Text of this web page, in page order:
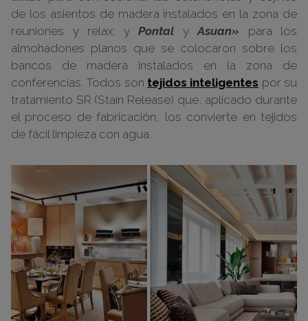
de los asientos de madera instalados en la zona de
reuniones y relax; y Pontal y Asuan» para los
almohadones planos que se colocaron sobre los
bancos de madera instalados en la zona de
conferencias. Todos son tejidos inteligentes por su
tratamiento SR (Stain Release) que, aplicado durante
el proceso de fabricación, los convierte en tejidos
de fácil limpieza con agua.